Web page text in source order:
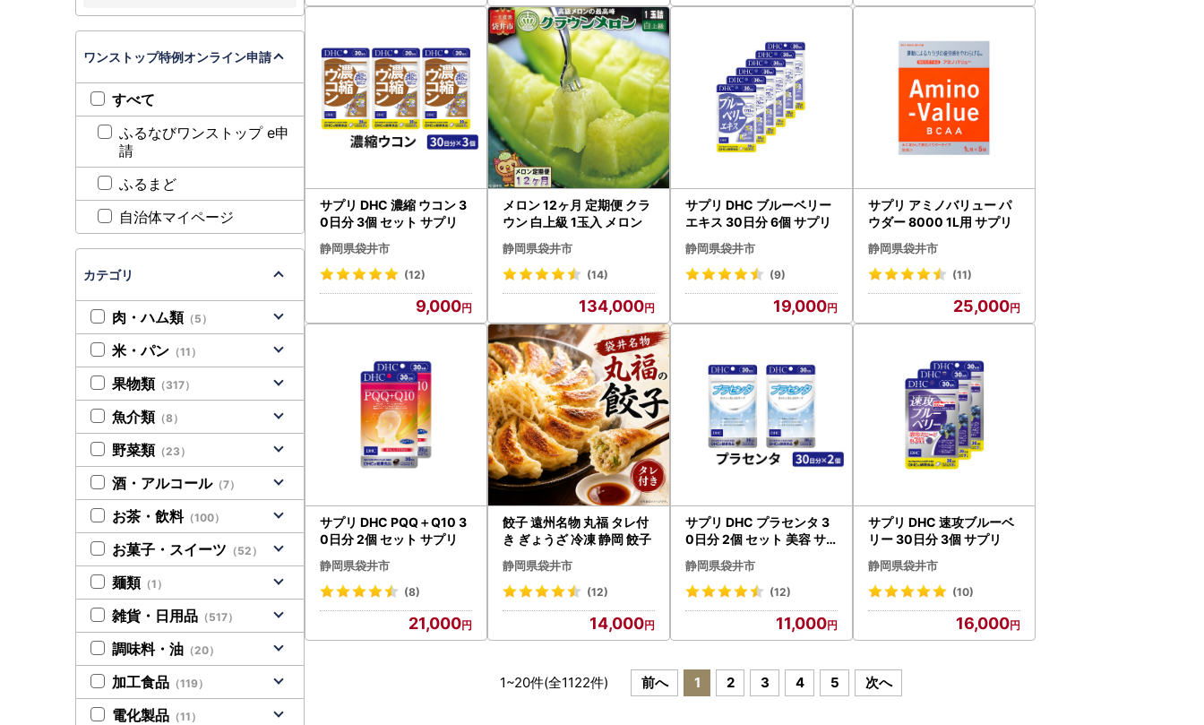
サプリ DHC 濃縮 ウコン 3
0日分 3個 セット サプリ
静岡県袋井市
(12)
9,000
メロン 12ヶ月 定期便 クラ
ウン 白上級 1玉入 メロン
静岡県袋井市
(14)
134,000
サプリ DHC ブルーベリー
エキス 30日分 6個 サプリ
静岡県袋井市
(9)
19,000
サプリ アミノバリュー パ
ウダー 8000 1L用 サプリ
静岡県袋井市
(11)
25,000
サプリ DHC PQQ＋Q10 3
0日分 2個 セット サプリ
静岡県袋井市
(8)
21,000
餃子 遠州名物 丸福 タレ付
き ぎょうざ 冷凍 静岡 餃子
静岡県袋井市
(12)
14,000
サプリ DHC プラセンタ 3
0日分 2個 セット 美容 サ
静岡県袋井市
(12)
11,000
サプリ DHC 速攻ブルーベ
リー 30日分 3個 サプリ
静岡県袋井市
(10)
16,000
1~20件(全1122件) 前へ 1 2 3 4 5 次へ
ワンストップ特例オンライン申請
すべて
ふるなびワンストップ e申
請
ふるまど
自治体マイページ
カテゴリ
肉・ハム類 （5）
米・パン （11）
果物類 （317）
魚介類 （8）
野菜類 （23）
酒・アルコール（7）
お茶・飲料（100）
お菓子・スイーツ （52）
麺類 （1）
雑貨・日用品 （517）
調味料・油 （20）
加工食品 （119）
電化製品 （11）